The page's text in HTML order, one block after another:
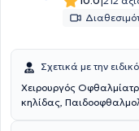
Σχετικά με την ειδικό
Χειρουργός
κηλίδας,